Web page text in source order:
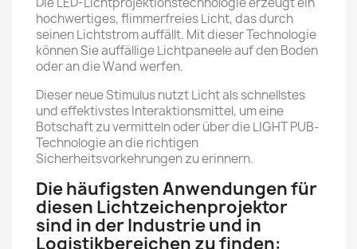
hochwertiges, flimmerfreies Licht, das durch
seinen Lichtstrom auffällt. Mit dieser Technologie
können Sie auffällige Lichtpaneele auf den Boden
oder an die Wand werfen.
Dieser neue Stimulus nutzt Licht als schnellstes
und effektivstes Interaktionsmittel, um eine
Botschaft zu vermitteln oder über die LIGHT PUB-
Technologie an die richtigen
Sicherheitsvorkehrungen zu erinnern.
Die häufigsten Anwendungen für
diesen Lichtzeichenprojektor
sind in der Industrie und in
Logistikbereichen zu finden: